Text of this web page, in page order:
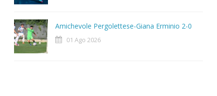
Amichevole Pergolettese-Giana Erminio 2-0
01 Ago 2026